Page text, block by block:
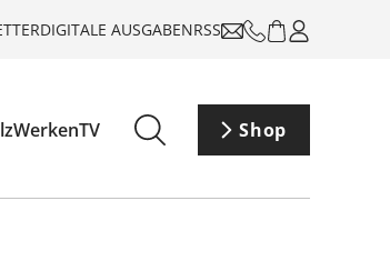
DIGITALE AUSGABENRSS
Shop